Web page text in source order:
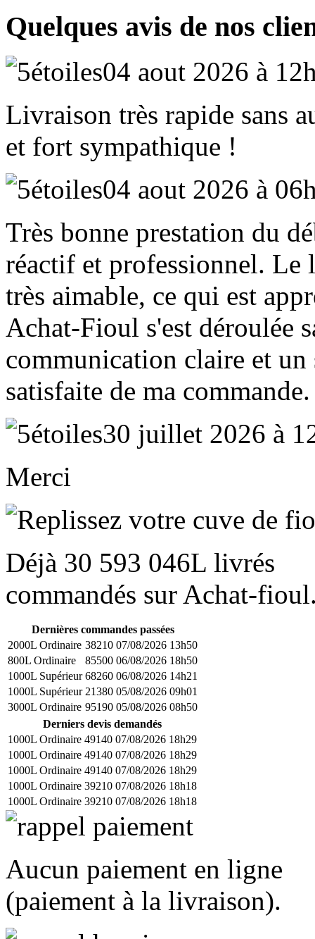
Quelques avis de nos
04 aout 2026 à
Livraison très rapide sans
et fort sympathique !
04 aout 2026 à
Très bonne prestation du
réactif et professionnel.
très aimable, ce qui est
Achat‑Fioul s'est déroulée
communication claire et
satisfaite de ma commande.
30 juillet 2026 à
Merci
Déjà 30 593 046L livrés
commandés sur Achat-
Dernières commandes passées
2000L Ordinaire 38210 07/08/2026 13h50
800L Ordinaire
85500 06/08/2026 18h50
1000L Supérieur 68260 06/08/2026 14h21
1000L Supérieur 21380 05/08/2026 09h01
3000L Ordinaire 95190 05/08/2026 08h50
Derniers devis demandés
1000L Ordinaire 49140 07/08/2026 18h29
1000L Ordinaire 49140 07/08/2026 18h29
1000L Ordinaire 49140 07/08/2026 18h29
1000L Ordinaire 39210 07/08/2026 18h18
1000L Ordinaire 39210 07/08/2026 18h18
Aucun paiement en ligne
(paiement à la livraison).